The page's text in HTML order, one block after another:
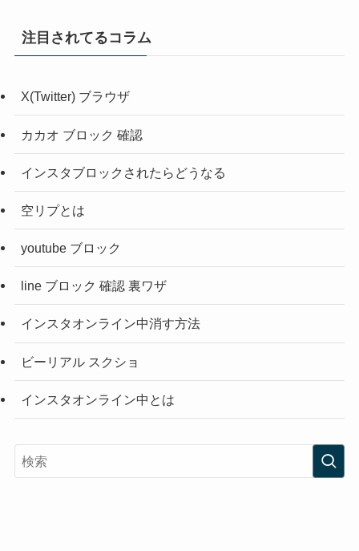
注目されてるコラム
X(Twitter) ブラウザ
カカオ ブロック 確認
インスタブロックされたらどうなる
空リプとは
youtube ブロック
line ブロック 確認 裏ワザ
インスタオンライン中消す方法
ビーリアル スクショ
インスタオンライン中とは